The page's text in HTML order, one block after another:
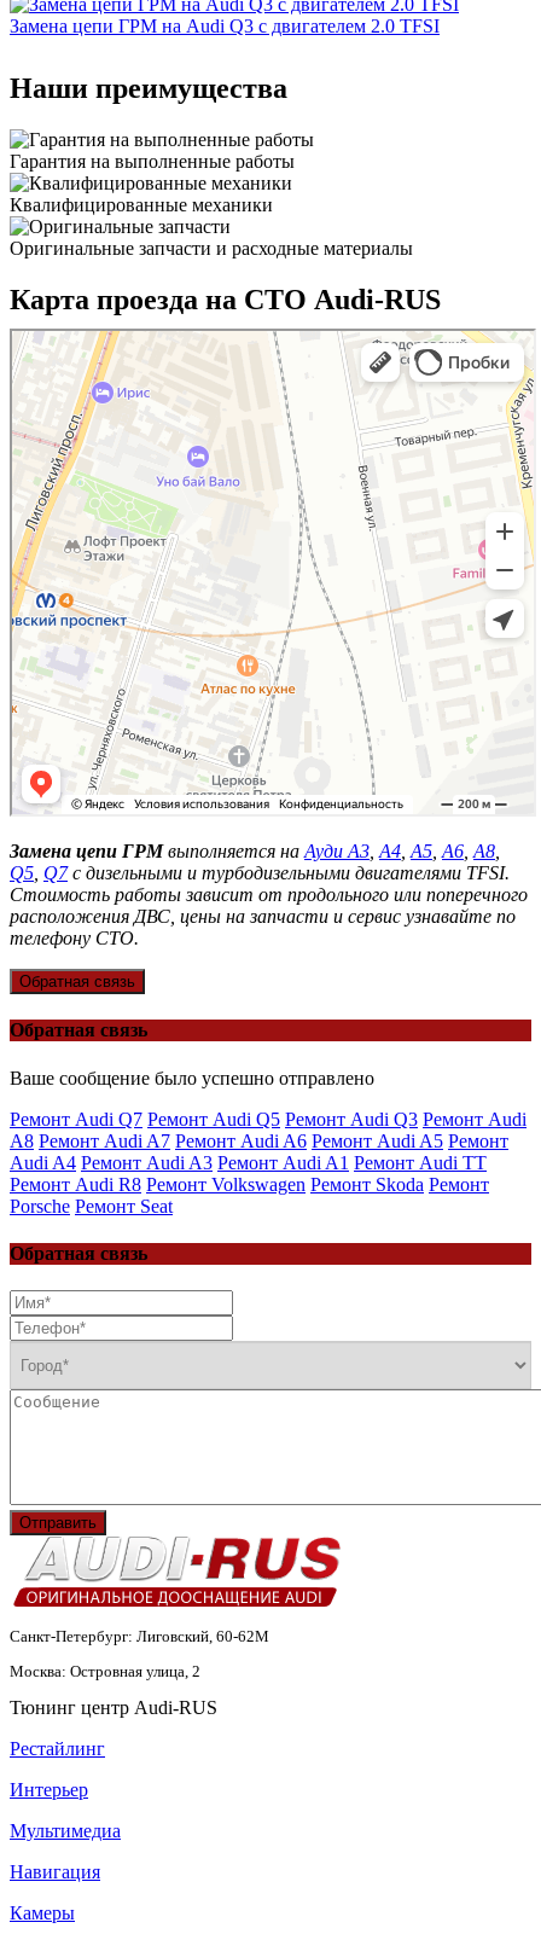
Замена цепи ГРМ на Audi Q3 с двигателем 2.0 TFSI
Наши преимущества
Гарантия на выполненные работы
Квалифицированные механики
Оригинальные запчасти и расходные материалы
Карта проезда на СТО Audi-RUS
Замена цепи ГРМвыполняется на Ауди А3 А4 А5 А6 А8
Q5 Q7с дизельными и турбодизельными двигателями TFSI.
Стоимость работы зависит от продольного или поперечного
расположения ДВС, цены на запчасти и сервис узнавайте по
телефону СТО.
Обратная связь
Обратная связь
Ваше сообщение было успешно отправлено
Ремонт Audi Q7 Ремонт Audi Q5 Ремонт Audi Q3 Ремонт Audi
A8 Ремонт Audi A7 Ремонт Audi A6 Ремонт Audi A5 Ремонт
Audi A4 Ремонт Audi A3 Ремонт Audi A1 Ремонт Audi TT
Ремонт Audi R8 Ремонт Volkswagen Ремонт Skoda Ремонт
Porsche Ремонт Seat
Обратная связь
Отправить
Санкт-Петербург: Лиговский, 60-62М
Москва: Островная улица, 2
Тюнинг центр Audi-RUS
Рестайлинг
Интерьер
Мультимедиа
Навигация
Камеры